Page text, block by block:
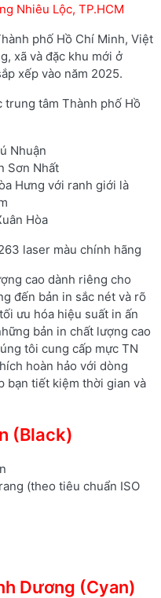
Nhiêu Lộc, TP.HCM
phố Hồ Chí Minh, Việt
xã và đặc khu mới ở
xếp vào năm 2025.
trung tâm Thành phố Hồ
Nhuận
Sơn Nhất
Hưng với ranh giới là
Hòa
laser màu chính hãng
cao dành riêng cho
đến bản in sắc nét và rõ
ưu hóa hiệu suất in ấn
bản in chất lượng cao
tôi cung cấp mực TN
hoàn hảo với dòng
bạn tiết kiệm thời gian và
(Black)
(theo tiêu chuẩn ISO
Dương (Cyan)